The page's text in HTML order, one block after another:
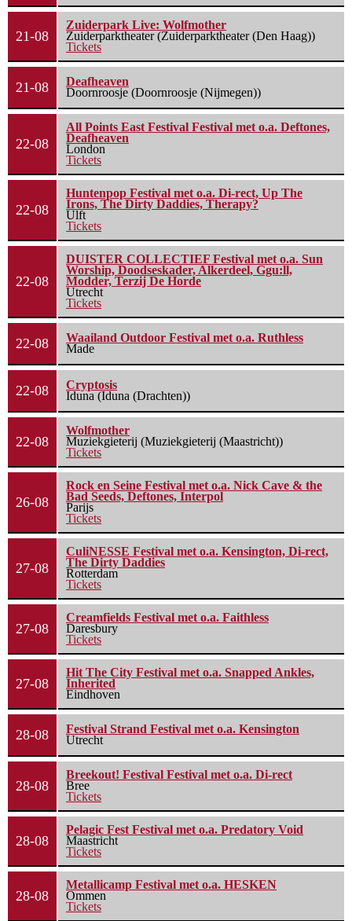
21-08
Zuiderpark Live: Wolfmother
Zuiderparktheater (Zuiderparktheater (Den Haag))
Tickets
21-08
Deafheaven
Doornroosje (Doornroosje (Nijmegen))
22-08
All Points East Festival Festival met o.a. Deftones,
Deafheaven
London
Tickets
22-08
Huntenpop Festival met o.a. Di-rect, Up The
Irons, The Dirty Daddies, Therapy?
Ulft
Tickets
22-08
DUISTER COLLECTIEF Festival met o.a. Sun
Worship, Doodseskader, Alkerdeel, Ggu:ll,
Modder, Terzij De Horde
Utrecht
Tickets
22-08
Waailand Outdoor Festival met o.a. Ruthless
Made
22-08
Cryptosis
Iduna (Iduna (Drachten))
22-08
Wolfmother
Muziekgieterij (Muziekgieterij (Maastricht))
Tickets
26-08
Rock en Seine Festival met o.a. Nick Cave & the
Bad Seeds, Deftones, Interpol
Parijs
Tickets
27-08
CuliNESSE Festival met o.a. Kensington, Di-rect,
The Dirty Daddies
Rotterdam
Tickets
27-08
Creamfields Festival met o.a. Faithless
Daresbury
Tickets
27-08
Hit The City Festival met o.a. Snapped Ankles,
Inherited
Eindhoven
28-08
Festival Strand Festival met o.a. Kensington
Utrecht
28-08
Breekout! Festival Festival met o.a. Di-rect
Bree
Tickets
28-08
Pelagic Fest Festival met o.a. Predatory Void
Maastricht
Tickets
28-08
Metallicamp Festival met o.a. HESKEN
Ommen
Tickets